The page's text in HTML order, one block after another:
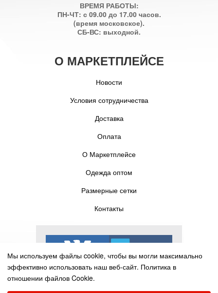
ВРЕМЯ РАБОТЫ:
ПН-ЧТ: с 09.00 до 17.00 часов.
(время московское).
СБ-ВС: выходной.
О МАРКЕТПЛЕЙСЕ
Новости
Условия сотрудничества
Доставка
Оплата
О Маркетплейсе
Одежда оптом
Размерные сетки
Контакты
Мы используем файлы cookie, чтобы вы могли максимально
эффективно использовать наш веб-сайт. Политика в
отношении файлов Cookie.